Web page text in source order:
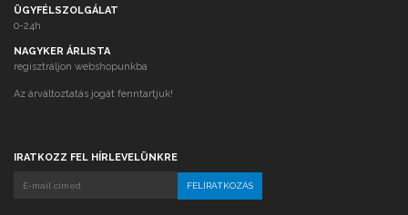
ÜGYFÉLSZOLGÁLAT
0-24h
NAGYKER ÁRLISTA
regisztráljon webshopunkba
Az árváltoztatás jogát fenntartjuk!
IRATKOZZ FEL HÍRLEVELÜNKRE